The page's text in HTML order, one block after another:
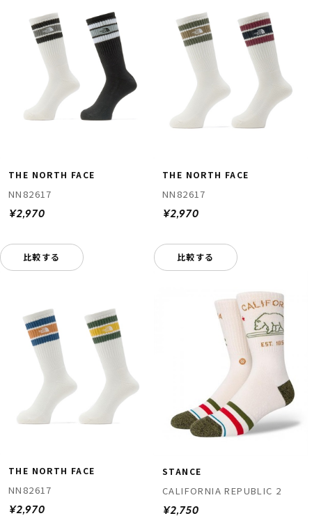
THE NORTH FACE
NN82617
¥2,970
比較する
THE NORTH FACE
NN82617
¥2,970
比較する
THE NORTH FACE
NN82617
¥2,970
STANCE
CALIFORNIA REPUBLIC 2
¥2,750